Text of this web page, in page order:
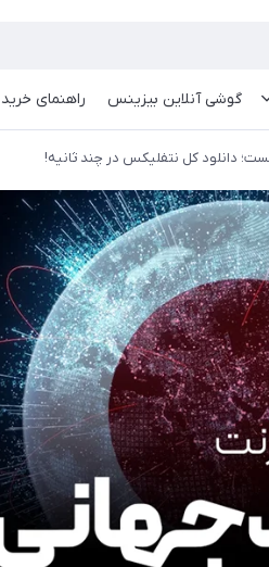
گوشی آنلاین بیزینس راهنمای خرید
دانلود کل نتفلیکس در چند ثانیه!